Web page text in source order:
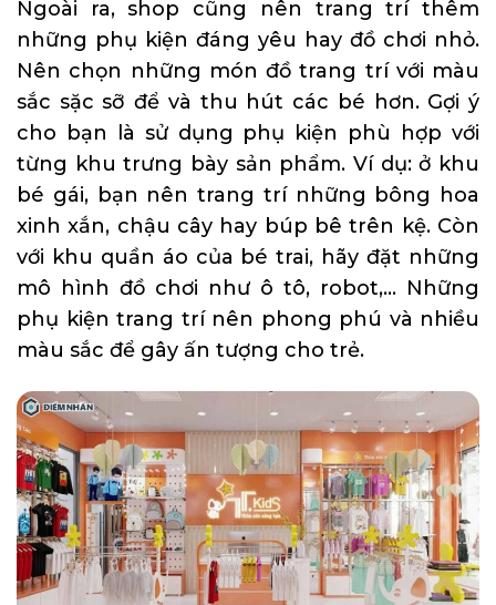
Ngoài ra, shop cũng nên trang trí thêm
những phụ kiện đáng yêu hay đồ chơi nhỏ.
Nên chọn những món đồ trang trí với màu
sắc sặc sỡ để và thu hút các bé hơn. Gợi ý
cho bạn là sử dụng phụ kiện phù hợp với
từng khu trưng bày sản phẩm. Ví dụ: ở khu
bé gái, bạn nên trang trí những bông hoa
xinh xắn, chậu cây hay búp bê trên kệ. Còn
với khu quần áo của bé trai, hãy đặt những
mô hình đồ chơi như ô tô, robot,… Những
phụ kiện trang trí nên phong phú và nhiều
màu sắc để gây ấn tượng cho trẻ.